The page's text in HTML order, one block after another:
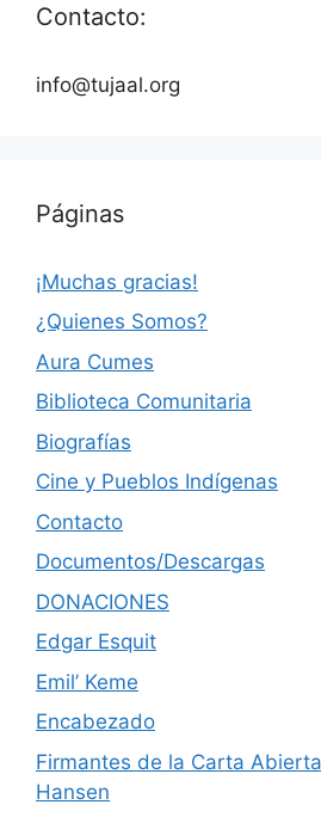
Contacto:
info@tujaal.org
Páginas
¡Muchas gracias!
¿Quienes Somos?
Aura Cumes
Biblioteca Comunitaria
Biografías
Cine y Pueblos Indígenas
Contacto
Documentos/Descargas
DONACIONES
Edgar Esquit
Emil’ Keme
Encabezado
Firmantes de la Carta
Hansen